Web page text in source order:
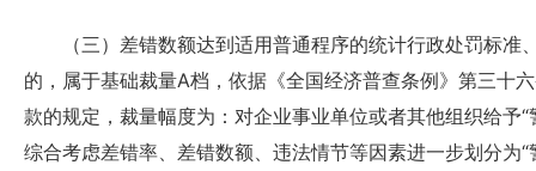
（三）差错数额达到适用普通程序的统计行政处罚标准
的，属于基础裁量A档，依据《全国经济普查条例》第三十
款的规定，裁量幅度为：对企业事业单位或者其他组织给予
综合考虑差错率、差错数额、违法情节等因素进一步划分为